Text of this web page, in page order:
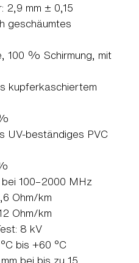
2,9 mm ± 0,15
geschäumtes
100 % Schirmung, mit
kupferkaschiertem
UV-beständiges PVC
100–2000 MHz
Ohm/km
Ohm/km
8 kV
bis +60 °C
bei bis zu 15